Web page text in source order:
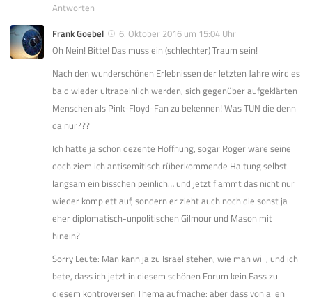
Antworten
Frank Goebel
6. Oktober 2016 um 15:04 Uhr
Oh Nein! Bitte! Das muss ein (schlechter) Traum sein!
Nach den wunderschönen Erlebnissen der letzten Jahre wird es
bald wieder ultrapeinlich werden, sich gegenüber aufgeklärten
Menschen als Pink-Floyd-Fan zu bekennen! Was TUN die denn
da nur???
Ich hatte ja schon dezente Hoffnung, sogar Roger wäre seine
doch ziemlich antisemitisch rüberkommende Haltung selbst
langsam ein bisschen peinlich… und jetzt flammt das nicht nur
wieder komplett auf, sondern er zieht auch noch die sonst ja
eher diplomatisch-unpolitischen Gilmour und Mason mit
hinein?
Sorry Leute: Man kann ja zu Israel stehen, wie man will, und ich
bete, dass ich jetzt in diesem schönen Forum kein Fass zu
diesem kontroversen Thema aufmache: aber dass von allen